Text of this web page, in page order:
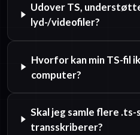
Udover TS,
lyd-/videofiler?
Hvorfor kan min TS-fil
computer?
Skal jeg samle flere
transskriberer?